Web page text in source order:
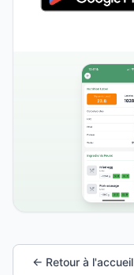
← Retour à l'accueil